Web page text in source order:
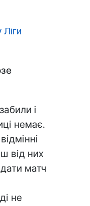
і
немає.
від них
матч
не